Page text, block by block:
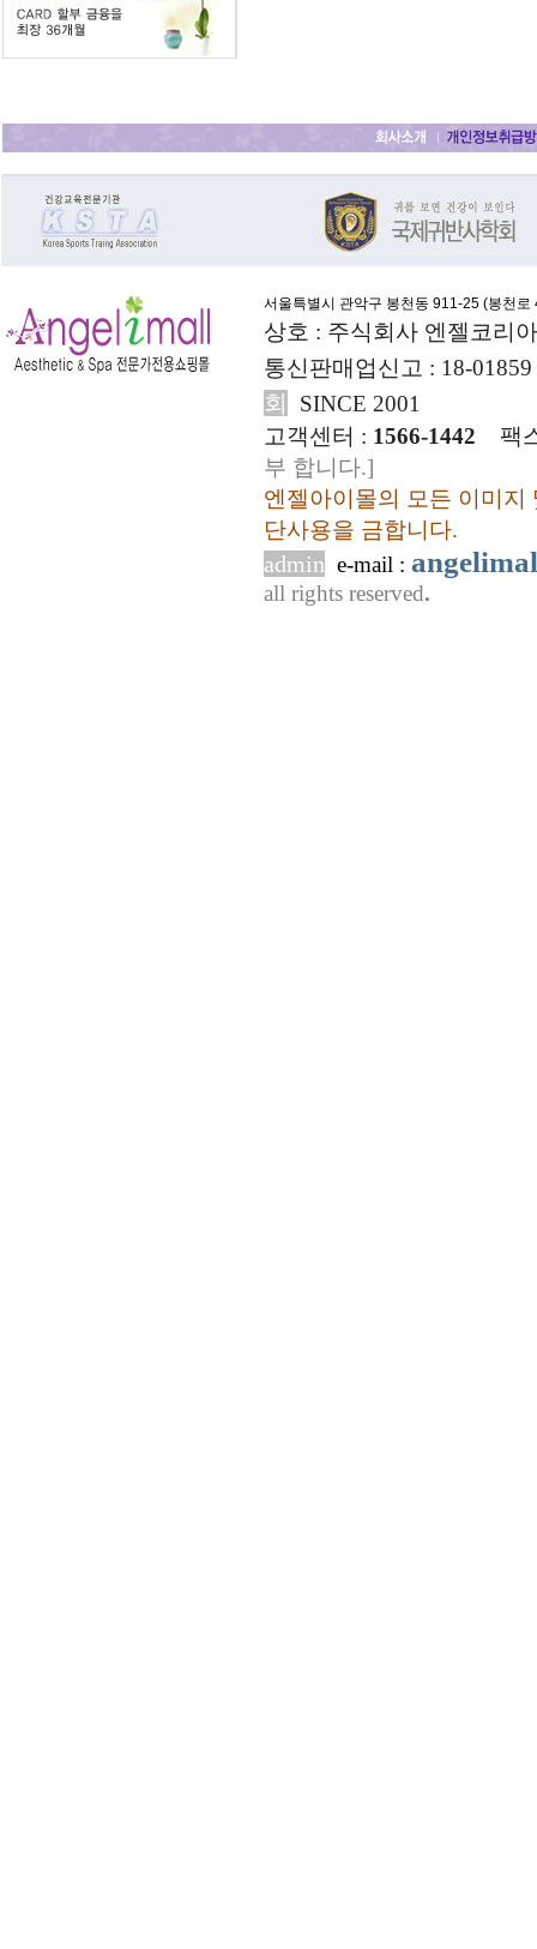
서울특별시 관악구 봉천동 911-25 (봉천로
상호 : 주식회사 엔젤코리
통신판매업신고 : 18-
회
SINCE 2001
고객센터 : 1566-1442
팩
부 합니다.]
엔젤아이몰의 모든 이미지
단사용을 금합니다.
admin e-mail :
all rights reserved.